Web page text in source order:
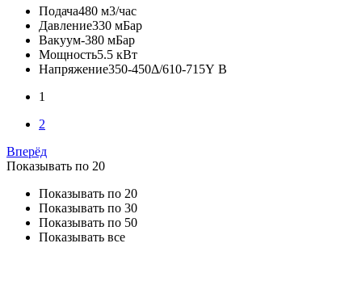
Подача480 м3/час
Давление330 мБар
Вакуум-380 мБар
Мощность5.5 кВт
Напряжение350-450Δ/610-715Y В
1
2
Вперёд
Показывать по 20
Показывать по 20
Показывать по 30
Показывать по 50
Показывать все